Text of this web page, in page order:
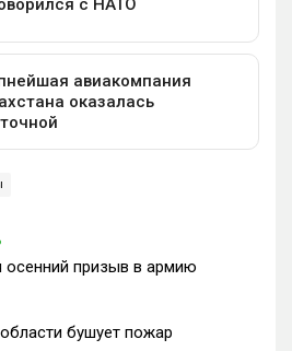
осенний призыв в армию
бушует пожар